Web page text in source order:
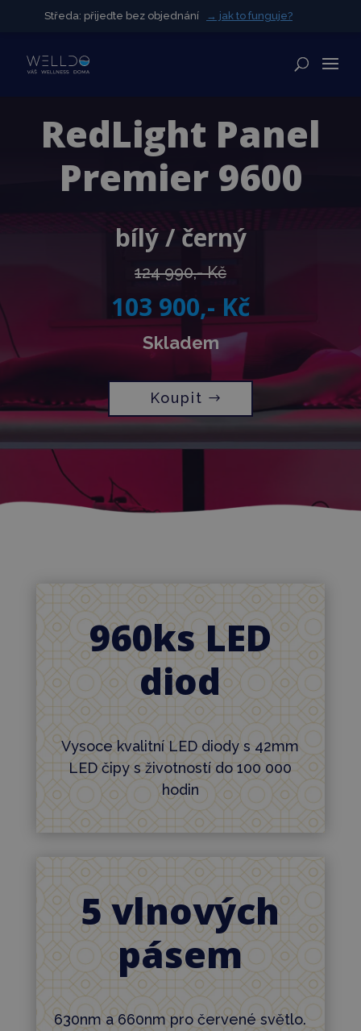
RedLight Panel
Premier 9600
bílý / černý
124 990,- Kč
103 900,- Kč
Skladem
Koupit
960ks LED
diod
Vysoce kvalitní LED diody s 42mm
LED čipy s životností do 100 000
hodin
5 vlnových
pásem
630nm a 660nm pro červené světlo.
Středa: přijeďte bez objednání → jak to funguje?
Středa: přijeďte bez objednání → jak to funguje?